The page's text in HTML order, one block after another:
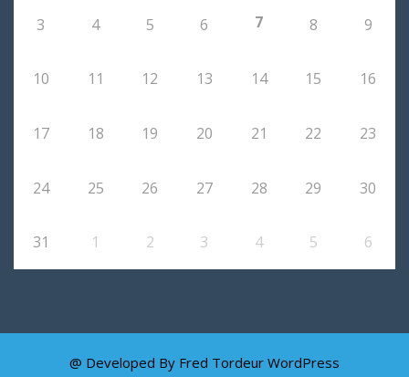
3 4 5 6 7 8 9
10 11 12 13 14 15 16
17 18 19 20 21 22 23
24 25 26 27 28 29 30
31 1 2 3 4 5 6
@ Developed By Fred Tordeur WordPress